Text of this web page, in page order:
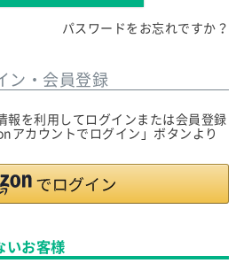
パスワードをお忘れですか？
ン・会員登録
を利用してログインまたは会員登録
アカウントでログイン」ボタンより
いお客様